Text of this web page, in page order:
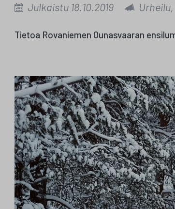
Julkaistu 18.10.2019
Tietoa Rovaniemen Ounasvaaran